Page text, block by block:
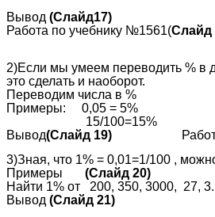
Вывод (Слайд17)
Работа по учебнику №1561(Слайд
2)Если мы умеем переводить % в
это сделать и наоборот.
Переводим числа в %
Примеры: 0,05 = 5%
15/100=15%
Вывод(Слайд 19) Работа по
3)Зная, что 1% = 0,01=1/100 ,
Примеры (Слайд 20)
Найти 1% от 200, 350, 3000, 27, 3.
Вывод (Слайд 21)